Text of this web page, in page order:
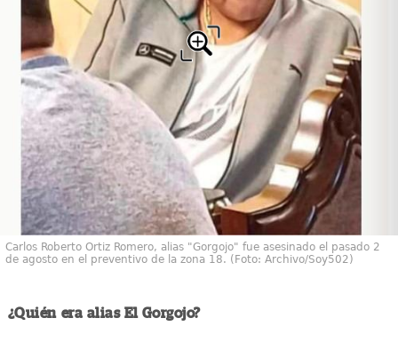
Carlos Roberto Ortiz Romero, alias "Gorgojo" fue asesinado el pasado 2
de agosto en el preventivo de la zona 18. (Foto: Archivo/Soy502)
¿Quién era alias El Gorgojo?